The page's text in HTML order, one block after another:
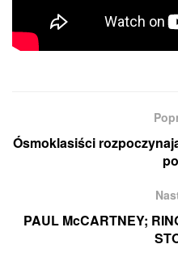
Ósmoklasiści
PAUL McCARTNEY;